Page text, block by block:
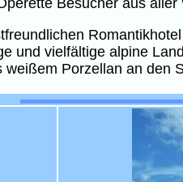
Besucher aus aller
und vielfältige alpine
Porzellan an den